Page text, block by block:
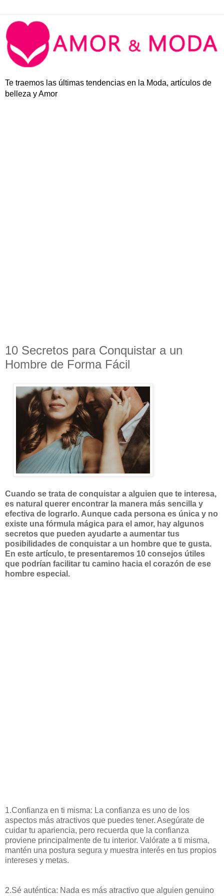
Te traemos las últimas tendencias en la Moda, artículos de
belleza y Amor
10 Secretos para Conquistar a un
Hombre de Forma Fácil
Cuando se trata de conquistar a alguien que te interesa,
es natural querer encontrar la manera más sencilla y
efectiva de lograrlo. Aunque cada persona es única y no
existe una fórmula mágica para el amor, hay algunos
secretos que pueden ayudarte a aumentar tus
posibilidades de conquistar a un hombre que te gusta.
En este artículo, te presentaremos 10 consejos útiles
que podrían facilitar tu camino hacia el corazón de ese
hombre especial.
1.Confianza en ti misma: La confianza es uno de los
aspectos más atractivos que puedes tener. Asegúrate de
cuidar tu apariencia, pero recuerda que la confianza
proviene principalmente de tu interior. Valórate a ti misma,
mantén una postura segura y muestra interés en tus propios
intereses y metas.
2.Sé auténtica: Nada es más atractivo que alguien genuino